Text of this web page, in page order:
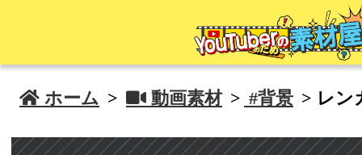
 ホーム >  動画素材 > #背景 > レン